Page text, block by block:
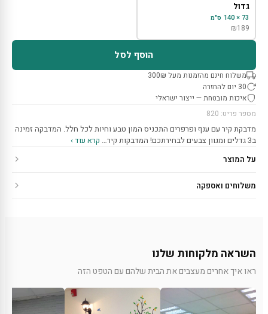
גדול
73 × 140 ס"מ
₪189
הוסף לסל
משלוח חינם מהזמנות מעל 300₪
30 יום להחזרה
איכות מובטחת — ייצור ישראלי
מספר פריט: 820
מדבקת קיר עם ענף ופרפרים התכניס המון טבע וחיות לכל חלל. המדבקה זמינה
ב3 גדלים ומגוון צבעים לבחירתכם! המדבקות קיר…
קרא עוד ›
על המוצר
משלוחים ואספקה
השראה מלקוחות שלנו
ראו איך אחרים מעצבים את הבית שלהם עם הטפט הזה